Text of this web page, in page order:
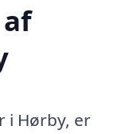
i Hørby, er